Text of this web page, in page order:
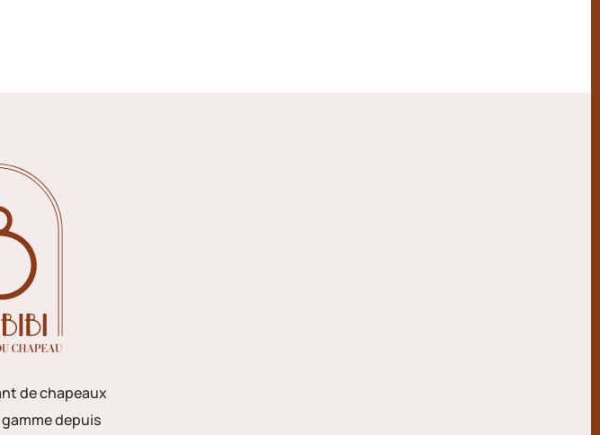
de chapeaux
depuis